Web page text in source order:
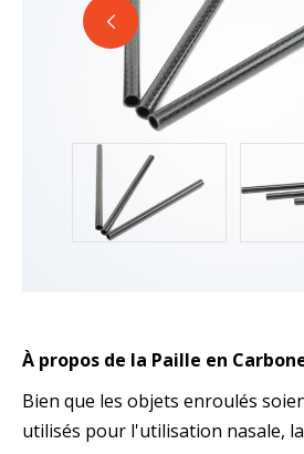
À propos de la Paille en
Bien que les objets enroulés
utilisés pour l'utilisation nasale,